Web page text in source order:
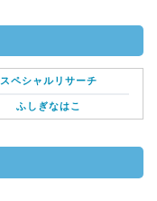
スペシャルリサーチ
ふしぎなはこ